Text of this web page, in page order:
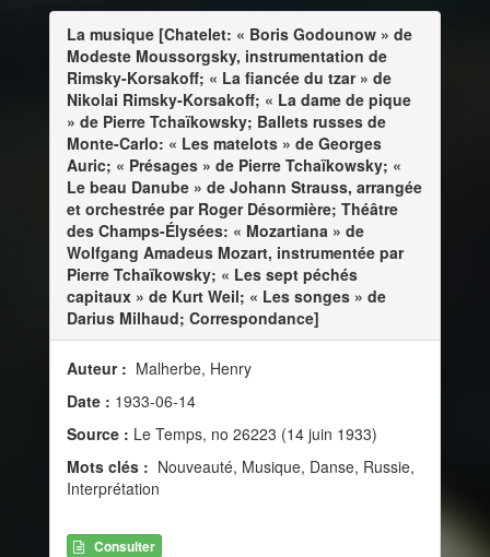
La musique [Chatelet: « Boris Godounow » de
Modeste Moussorgsky, instrumentation de
Rimsky-Korsakoff; « La fiancée du tzar » de
Nikolai Rimsky-Korsakoff; « La dame de pique
» de Pierre Tchaïkowsky; Ballets russes de
Monte-Carlo: « Les matelots » de Georges
Auric; « Présages » de Pierre Tchaïkowsky; «
Le beau Danube » de Johann Strauss, arrangée
et orchestrée par Roger Désormière; Théâtre
des Champs-Élysées: « Mozartiana » de
Wolfgang Amadeus Mozart, instrumentée par
Pierre Tchaïkowsky; « Les sept péchés
capitaux » de Kurt Weil; « Les songes » de
Darius Milhaud; Correspondance]
Auteur : Malherbe, Henry
Date : 1933-06-14
Source : Le Temps, no 26223 (14 juin 1933)
Mots clés : Nouveauté, Musique, Danse, Russie,
Interprétation
Consulter